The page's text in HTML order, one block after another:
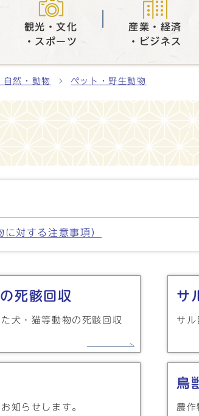
観光・文化
・スポーツ
産業・経済
・ビジネス
自然・動物 ペット・野生動物
対する注意事項）
死骸回収
犬・猫等動物の死骸回収
サ
サル
知らせします。
鳥
農作